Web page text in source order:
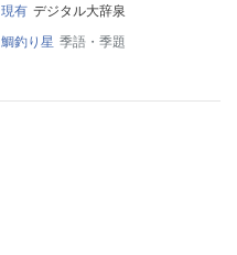
現有 デジタル大辞泉
鯛釣り星 季語・季題